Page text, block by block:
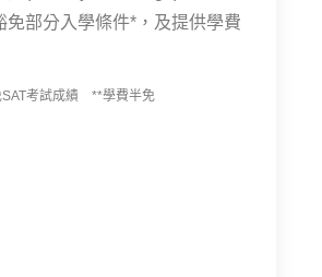
免部分入學條件*，及提供學費
SAT考試成績 **學費半免